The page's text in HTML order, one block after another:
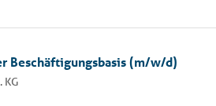
Beschäftigungsbasis (m/w/d)
KG